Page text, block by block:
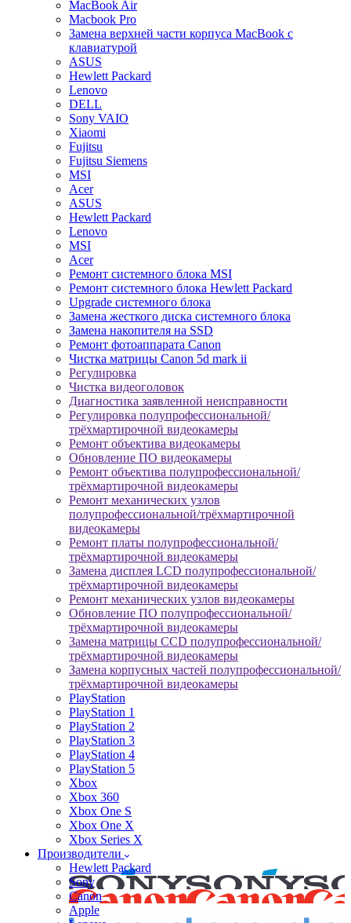
MacBook Air
Macbook Pro
Замена верхней части корпуса MacBook с
клавиатурой
ASUS
Hewlett Packard
Lenovo
DELL
Sony VAIO
Xiaomi
Fujitsu
Fujitsu Siemens
MSI
Acer
ASUS
Hewlett Packard
Lenovo
MSI
Acer
Ремонт системного блока MSI
Ремонт системного блока Hewlett Packard
Upgrade системного блока
Замена жесткого диска системного блока
Замена накопителя на SSD
Ремонт фотоаппарата Canon
Чистка матрицы Canon 5d mark ii
Регулировка
Чистка видеоголовок
Диагностика заявленной неисправности
Регулировка полупрофессиональной/
трёхмартирочной видеокамеры
Ремонт объектива видеокамеры
Обновление ПО видеокамеры
Ремонт объектива полупрофессиональной/
трёхмартирочной видеокамеры
Ремонт механических узлов
полупрофессиональной/трёхмартирочной
видеокамеры
Ремонт платы полупрофессиональной/
трёхмартирочной видеокамеры
Замена дисплея LCD полупрофессиональной/
трёхмартирочной видеокамеры
Ремонт механических узлов видеокамеры
Обновление ПО полупрофессиональной/
трёхмартирочной видеокамеры
Замена матрицы CCD полупрофессиональной/
трёхмартирочной видеокамеры
Замена корпусных частей полупрофессиональной/
трёхмартирочной видеокамеры
PlayStation
PlayStation 1
PlayStation 2
PlayStation 3
PlayStation 4
PlayStation 5
Xbox
Xbox 360
Xbox One S
Xbox One X
Xbox Series X
Производители
Hewlett Packard
Sony
Canon
Apple